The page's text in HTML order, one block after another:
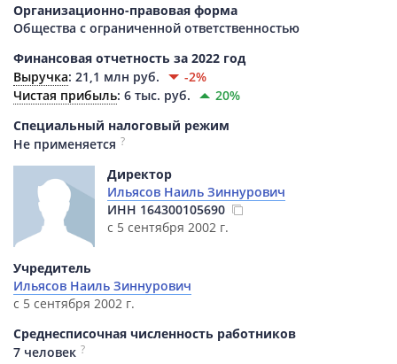
Организационно-правовая форма
Общества с ограниченной ответственностью
Финансовая отчетность за 2022 год
Выручка: 21,1 млн руб.
-2%
Чистая прибыль: 6 тыс. руб.
20%
Специальный налоговый режим
Не применяется ?
Директор
Ильясов Наиль Зиннурович
ИНН 164300105690
с 5 сентября 2002 г.
Учредитель
Ильясов Наиль Зиннурович
с 5 сентября 2002 г.
Среднесписочная численность работников
7 человек ?